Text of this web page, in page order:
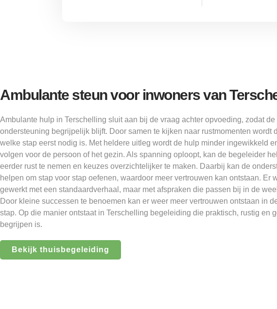
Ambulante steun voor inwoners van
Ambulante hulp in Terschelling sluit aan bij de vraag achter opvoeding, zodat de
ondersteuning begrijpelijk blijft. Door samen te kijken naar rustmomenten wordt
welke stap eerst nodig is. Met heldere uitleg wordt de hulp minder ingewikkeld
volgen voor de persoon of het gezin. Als spanning oploopt, kan de begeleider
eerder rust te nemen en keuzes overzichtelijker te maken. Daarbij kan de
helpen om stap voor stap oefenen, waardoor meer vertrouwen kan ontstaan. Er
gewerkt met een standaardverhaal, maar met afspraken die passen bij in de
Door kleine successen te benoemen kan er weer meer vertrouwen ontstaan in
stap. Op die manier ontstaat in Terschelling begeleiding die praktisch, rustig en
begrijpen is.
Bekijk thuisbegeleiding